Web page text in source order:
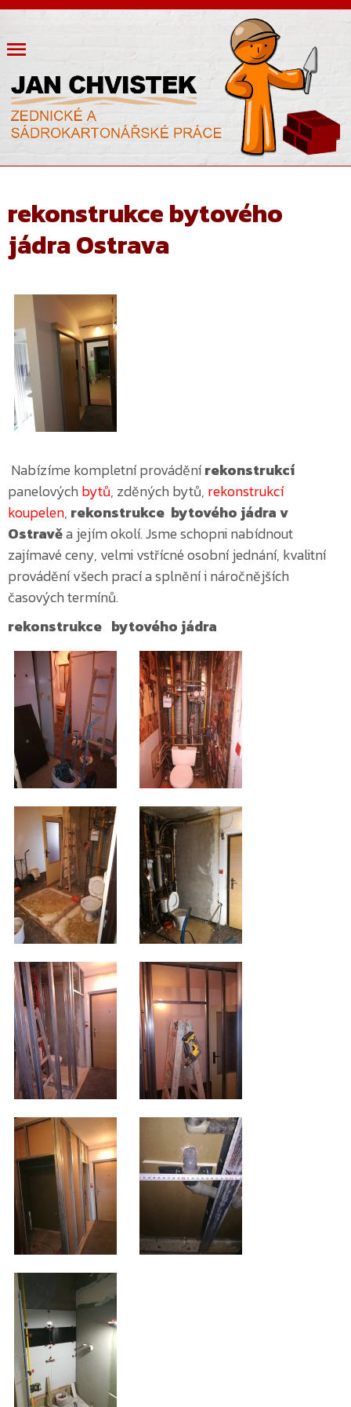
rekonstrukce bytového
jádra Ostrava
Nabízíme kompletní prováděnírekonstrukcí
panelovýchbytů, zděných bytů, rekonstrukcí
koupelen, rekonstrukce bytového jádra v
Ostravěa jejím okolí. Jsme schopni nabídnout
zajímavé ceny, velmi vstřícné osobní jednání, kvalitní
provádění všech prací a splnění i náročnějších
časových termínů.
rekonstrukce bytového jádra